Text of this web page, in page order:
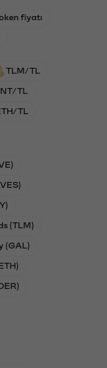
fiyatı
TLM/TL
TL
TL
(TLM)
(GAL)